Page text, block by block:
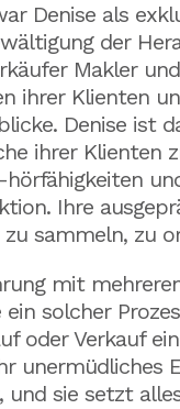
Denise als
der
Makler
ihrer Klienten
Denise ist
ihrer
Ihre
sammeln, zu
mit
ein solcher
oder Verkauf
unermüdliches
und sie setzt